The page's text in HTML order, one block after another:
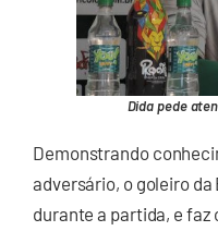
Dida pede
Demonstrando
adversário, o goleiro
durante a partida, e faz